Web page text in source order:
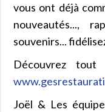
vous ont déjà
nouveautés...,
souvenirs...
Découvrez tout
Joël & Les